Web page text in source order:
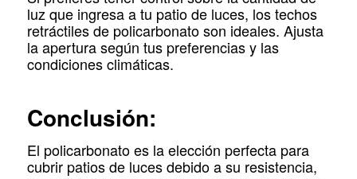
luz que ingresa a tu patio de luces, los techos
retráctiles de policarbonato son ideales. Ajusta
la apertura según tus preferencias y las
condiciones climáticas.
Conclusión:
El policarbonato es la elección perfecta para
cubrir patios de luces debido a su resistencia,